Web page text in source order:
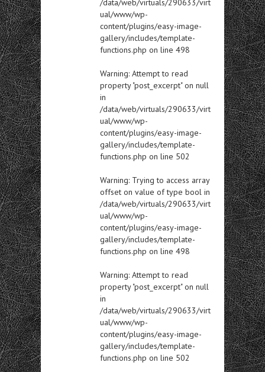
ual/www/wp-
content/plugins/easy-image-
gallery/includes/template-
functions.php on line 498
Warning: Attempt to read
property "post_excerpt" on null
in
/data/web/virtuals/290633/virt
ual/www/wp-
content/plugins/easy-image-
gallery/includes/template-
functions.php on line 502
Warning: Trying to access array
offset on value of type bool in
/data/web/virtuals/290633/virt
ual/www/wp-
content/plugins/easy-image-
gallery/includes/template-
functions.php on line 498
Warning: Attempt to read
property "post_excerpt" on null
in
/data/web/virtuals/290633/virt
ual/www/wp-
content/plugins/easy-image-
gallery/includes/template-
functions.php on line 502